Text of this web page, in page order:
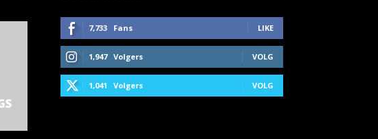
7,733 Fans LIKE
1,947 Volgers VOLG
1,041 Volgers VOLG